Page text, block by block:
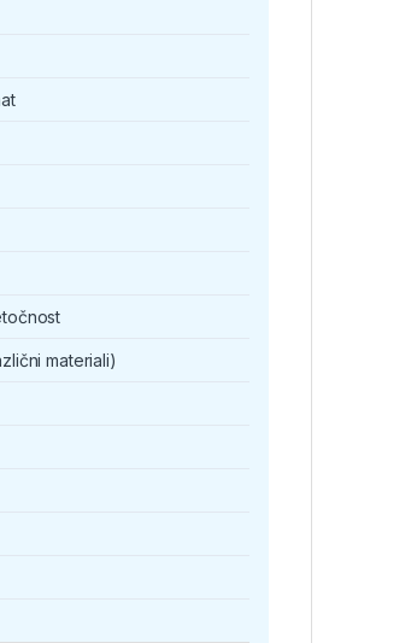
materiali)